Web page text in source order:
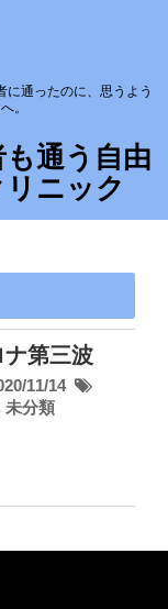
通ったのに、思うよう
。
通う自由
ニック
ナ第三波
11/14
未分類